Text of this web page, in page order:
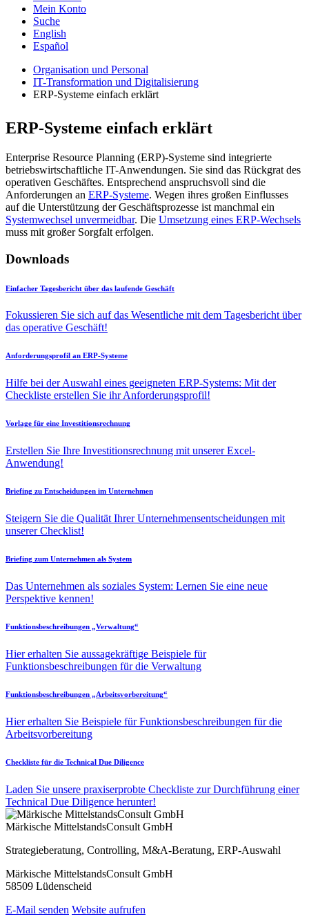
Mein Konto
Suche
English
Español
Organisation und Personal
IT-Transformation und Digitalisierung
ERP-Systeme einfach erklärt
ERP-Systeme einfach erklärt
Enterprise Resource Planning (ERP)-Systeme sind integrierte
betriebswirtschaftliche IT-Anwendungen. Sie sind das Rückgrat des
operativen Geschäftes. Entsprechend anspruchsvoll sind die
Anforderungen an ERP-Systeme. Wegen ihres großen Einflusses
auf die Unterstützung der Geschäftsprozesse ist manchmal ein
Systemwechsel unvermeidbar. Die Umsetzung eines ERP-Wechsels
muss mit großer Sorgfalt erfolgen.
Downloads
Einfacher Tagesbericht über das laufende Geschäft
Fokussieren Sie sich auf das Wesentliche mit dem Tagesbericht über
das operative Geschäft!
Anforderungsprofil an ERP-Systeme
Hilfe bei der Auswahl eines geeigneten ERP-Systems: Mit der
Checkliste erstellen Sie ihr Anforderungsprofil!
Vorlage für eine Investitionsrechnung
Erstellen Sie Ihre Investitionsrechnung mit unserer Excel-
Anwendung!
Briefing zu Entscheidungen im Unternehmen
Steigern Sie die Qualität Ihrer Unternehmensentscheidungen mit
unserer Checklist!
Briefing zum Unternehmen als System
Das Unternehmen als soziales System: Lernen Sie eine neue
Perspektive kennen!
Funktionsbeschreibungen „Verwaltung“
Hier erhalten Sie aussagekräftige Beispiele für
Funktionsbeschreibungen für die Verwaltung
Funktionsbeschreibungen „Arbeitsvorbereitung“
Hier erhalten Sie Beispiele für Funktionsbeschreibungen für die
Arbeitsvorbereitung
Checkliste für die Technical Due Diligence
Laden Sie unsere praxiserprobte Checkliste zur Durchführung einer
Technical Due Diligence herunter!
Märkische MittelstandsConsult GmbH
Strategieberatung, Controlling, M&A-Beratung, ERP-Auswahl
Märkische MittelstandsConsult GmbH
58509 Lüdenscheid
E-Mail senden Website aufrufen